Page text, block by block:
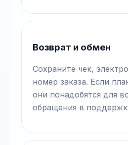
Возврат и обмен
Сохраните чек,
номер заказа. Если
они понадобятся для
обращения в